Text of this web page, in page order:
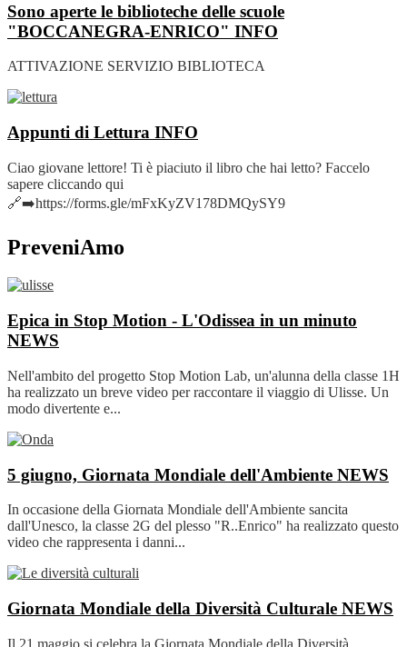
Sono aperte le biblioteche delle scuole
"BOCCANEGRA-ENRICO" INFO
ATTIVAZIONE SERVIZIO BIBLIOTECA
Appunti di Lettura INFO
Ciao giovane lettore! Ti è piaciuto il libro che hai letto? Faccelo
sapere cliccando qui
🔗➡️https://forms.gle/mFxKyZV178DMQySY9
PreveniAmo
Epica in Stop Motion - L'Odissea in un minuto
NEWS
Nell'ambito del progetto Stop Motion Lab, un'alunna della classe 1H
ha realizzato un breve video per raccontare il viaggio di Ulisse. Un
modo divertente e...
5 giugno, Giornata Mondiale dell'Ambiente NEWS
In occasione della Giornata Mondiale dell'Ambiente sancita
dall'Unesco, la classe 2G del plesso "R..Enrico" ha realizzato questo
video che rappresenta i danni...
Giornata Mondiale della Diversità Culturale NEWS
Il 21 maggio si celebra la Giornata Mondiale della Diversità